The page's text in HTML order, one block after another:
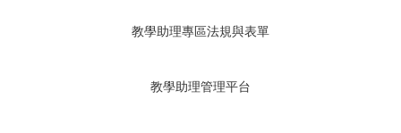
教學助理專區法規與表單
教學助理管理平台